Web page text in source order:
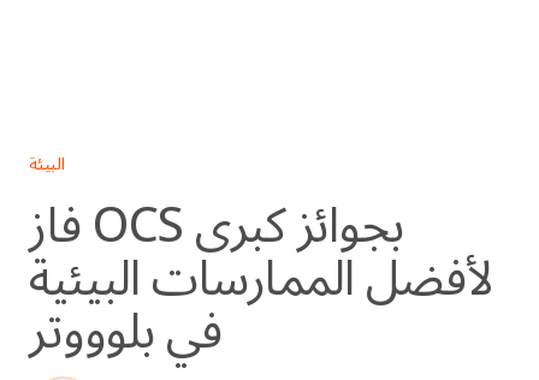
البيئة
فاز OCS بجوائز كبرى
لأفضل الممارسات البيئية
في بلوووتر